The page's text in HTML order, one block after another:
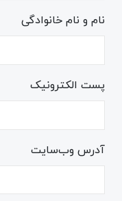
نام و نام خانوادگی
پست الکترونیک
آدرس وب‌سایت